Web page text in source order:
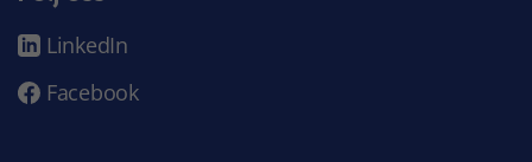
LinkedIn
Facebook